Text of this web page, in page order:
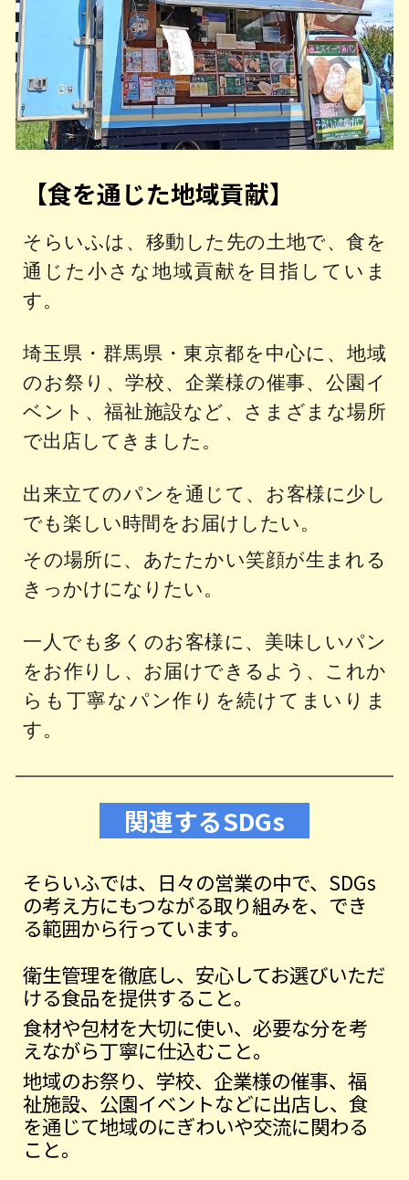
【食を通じた地域貢献】
そらいふは、移動した先の土地で、食を
通じた小さな地域貢献を目指していま
す。
埼玉県・群馬県・東京都を中心に、地域
のお祭り、学校、企業様の催事、公園イ
ベント、福祉施設など、さまざまな場所
で出店してきました。
出来立てのパンを通じて、お客様に少し
でも楽しい時間をお届けしたい。
その場所に、あたたかい笑顔が生まれる
きっかけになりたい。
一人でも多くのお客様に、美味しいパン
をお作りし、お届けできるよう、これか
らも丁寧なパン作りを続けてまいりま
す。
関連するSDGs
そらいふでは、日々の営業の中で、SDGs
の考え方にもつながる取り組みを、でき
る範囲から行っています。
衛生管理を徹底し、安心してお選びいただ
ける食品を提供すること。
食材や包材を大切に使い、必要な分を考
えながら丁寧に仕込むこと。
地域のお祭り、学校、企業様の催事、福
祉施設、公園イベントなどに出店し、食
を通じて地域のにぎわいや交流に関わる
こと。